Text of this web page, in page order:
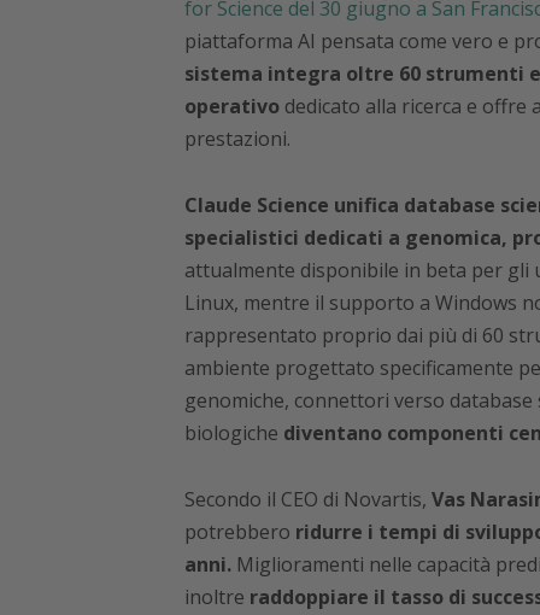
for Science del 30 giugno a San
piattaforma AI pensata come vero e
sistema integra oltre 60 strumenti
operativodedicato alla ricerca e offre
prestazioni.
Claude Science unifica database
specialistici dedicati a genomica,
attualmente disponibile in beta per gli
Linux, mentre il supporto a Windows
rappresentato proprio dai più di 60
ambiente progettato specificamente
genomiche, connettori verso database
biologiche diventano componenti
Secondo il CEO di Novartis, Vas
potrebbero ridurre i tempi di
anni.Miglioramenti nelle capacità
inoltre raddoppiare il tasso di